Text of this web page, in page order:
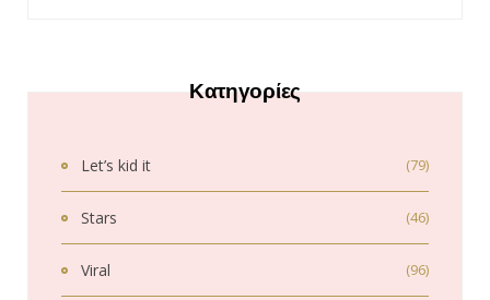
Κατηγορίες
Let’s kid it (79)
Stars (46)
Viral (96)